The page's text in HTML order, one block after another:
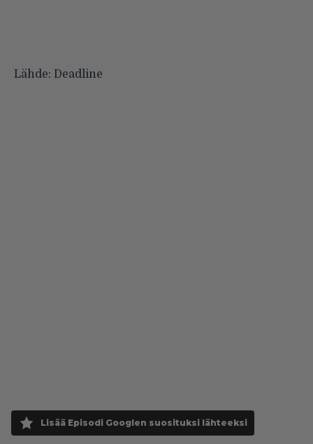
Lähde: Deadline
Lisää Episodi Googlen suosituksi lähteeksi